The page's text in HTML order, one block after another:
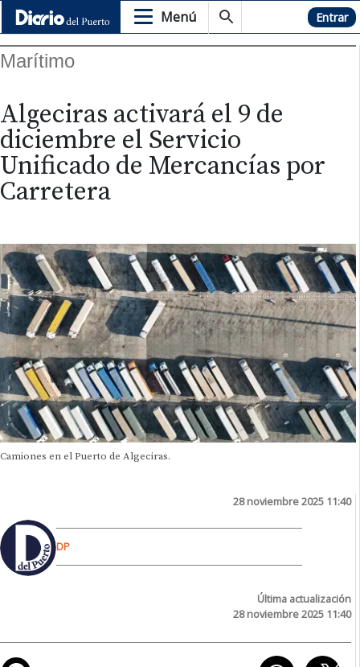
Menú Hemeroteca Entrar
Marítimo
Algeciras activará el 9 de
diciembre el Servicio
Unificado de Mercancías por
Carretera
Camiones en el Puerto de Algeciras.
28 noviembre 2025 11:40
DP
Última actualización
28 noviembre 2025 11:40